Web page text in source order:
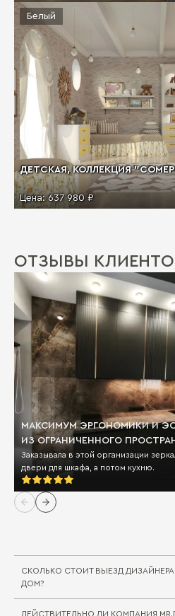
ДЕТСКАЯ, КОЛЛЕКЦИЯ
Цена:637 980 ₽
Белый
ОТЗЫВЫ
МАКСИМУМ ЭРГОНОМИКИ И
ИЗ ОГРАНИЧЕННОГО
Заказывала в этой организации
двери для шкафа, а потом кухню.
СКОЛЬКО СТОИТ ВЫЕЗД
ДОМ?
ДЕЙСТВИТЕЛЬНО ЛИ КОМПАНИЯ